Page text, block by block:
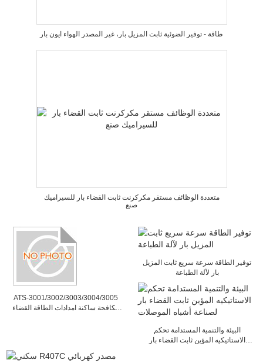
طاقة - توفير الضوئية ثابت المزيل بار، غير المصدر الهواء ايون بار
متعددة الوظائف مستقر مكركرنت ثابت القضاء بار للسيراميك
صنع
ATS-3001/3002/3003/3004/3005
مكافحة ساكنة امدادات الطاقة القضاء
توفير الطاقة سرعة سريع ثابت المزيل
بار لآلة الطباعة
البيئة والتنمية المستدامة تحكم
الاستاتيكيه المؤين ثابت القضاء بار